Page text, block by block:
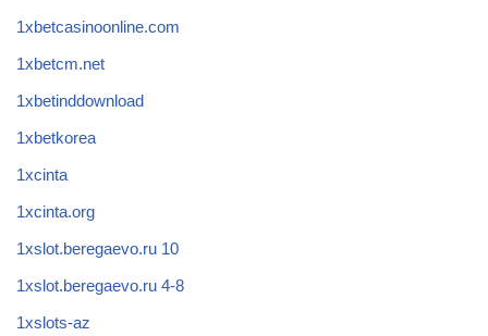
1xbetcasinoonline.com
1xbetcm.net
1xbetinddownload
1xbetkorea
1xcinta
1xcinta.org
1xslot.beregaevo.ru 10
1xslot.beregaevo.ru 4-8
1xslots-az